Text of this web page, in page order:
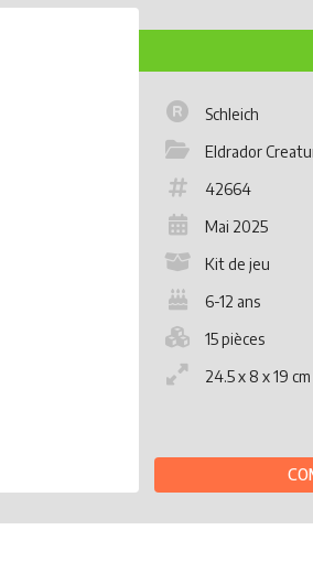
Schleich
Eldrador
42664
Mai 2025
Kit de jeu
6-12 ans
15 pièces
24.5 x 8 x 19 cm